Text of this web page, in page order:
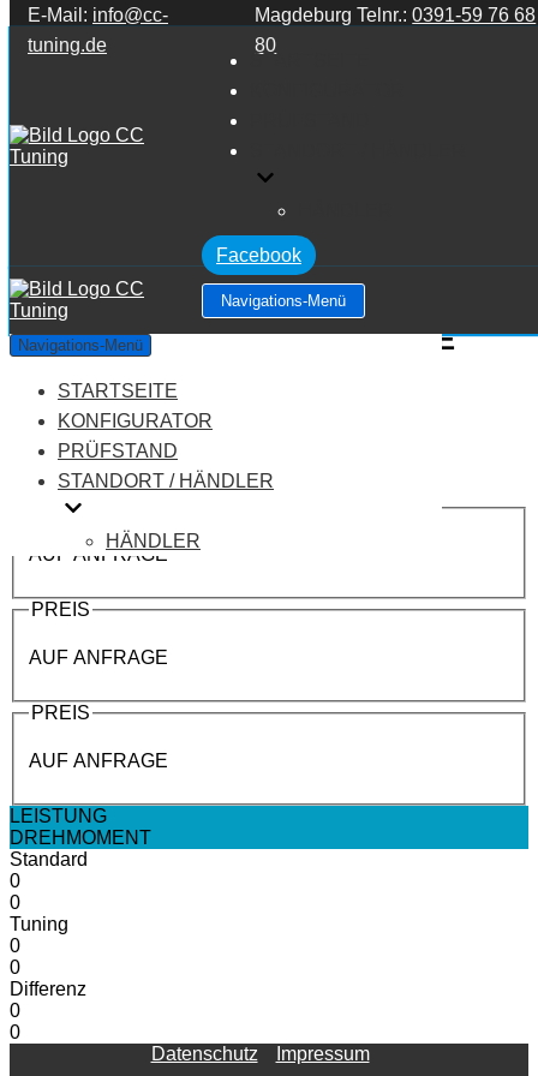
Zum Inhalt springen
E-Mail: info@cc-
tuning.de
Magdeburg Telnr.:0391-59 76 68
80
STARTSEITE
Facebook
Navigations-Menü
Navigations-Menü
STARTSEITE
KONFIGURATOR
PRÜFSTAND
STANDORT / HÄNDLER
HÄNDLER
Mercedes Benz E Klasse W213 E
Klasse E200
Leistung:184 PS
Drehmoment:300 NM
Motortyp:Benziner
PREIS
AUF ANFRAGE
PREIS
AUF ANFRAGE
PREIS
AUF ANFRAGE
LEISTUNG
DREHMOMENT
Standard
0
0
Tuning
0
0
Differenz
0
0
Datenschutz
Impressum